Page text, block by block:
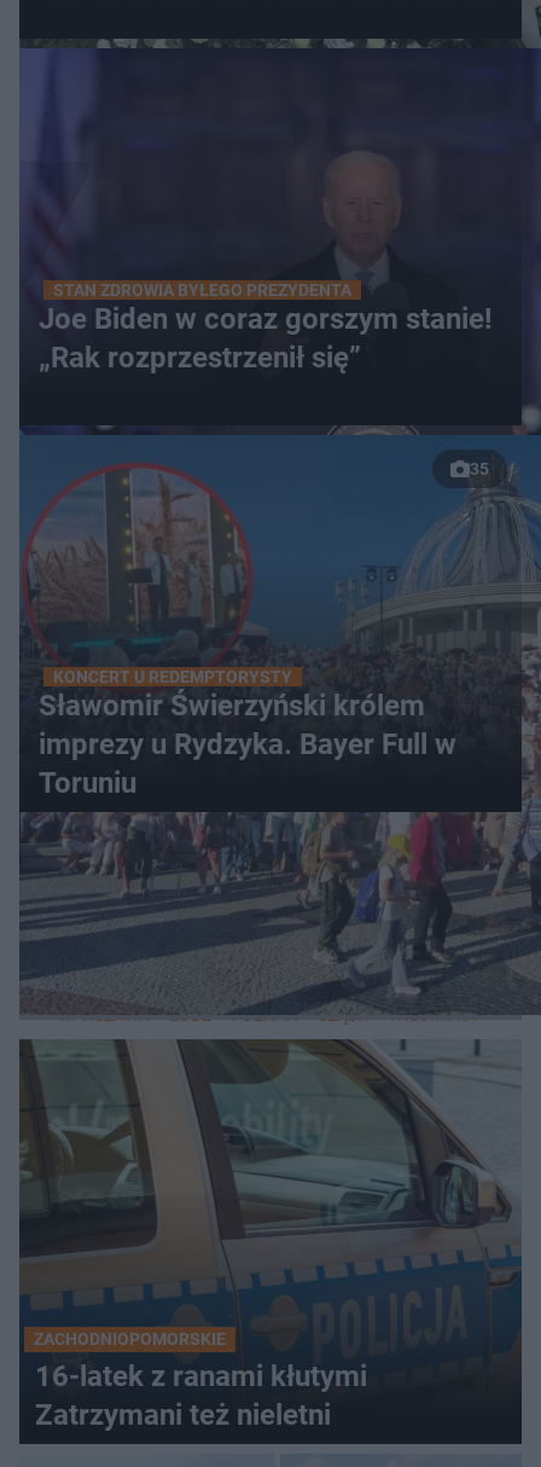
STAN ZDROWIA BYŁEGO PREZYDENTA
Joe Biden w coraz gorszym stanie!
„Rak rozprzestrzenił się”
35
KONCERT U REDEMPTORYSTY
Sławomir Świerzyński królem
imprezy u Rydzyka. Bayer Full w
Toruniu
WIĘCEJ
LOKALNE
WARSZAWA ŁÓDŹ POZNAŃ ŚLĄSK TRÓJMIASTO
ZACHODNIOPOMORSKIE
16-latek z ranami kłutymi
Zatrzymani też nieletni